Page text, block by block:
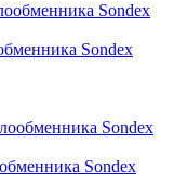
Sondex
Sondex